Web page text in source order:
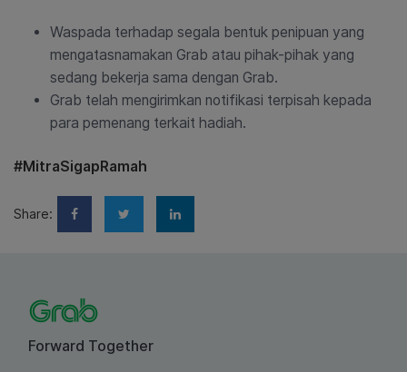
Waspada terhadap segala bentuk penipuan yang
mengatasnamakan Grab atau pihak-pihak yang
sedang bekerja sama dengan Grab.
Grab telah mengirimkan notifikasi terpisah kepada
para pemenang terkait hadiah.
#MitraSigapRamah
Share:
Forward Together